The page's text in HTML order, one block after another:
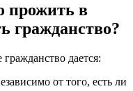
прожить в
гражданство?
дается:
от того, есть ли